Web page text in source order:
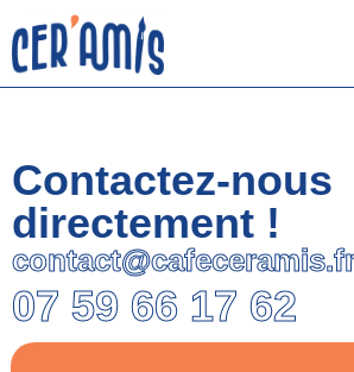
Contactez-nous
directement !
07 59 66 17 62